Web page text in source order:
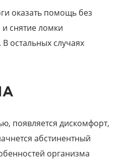
оказать помощь без
снятие ломки
остальных случаях
появляется дискомфорт,
абстинентный
организма